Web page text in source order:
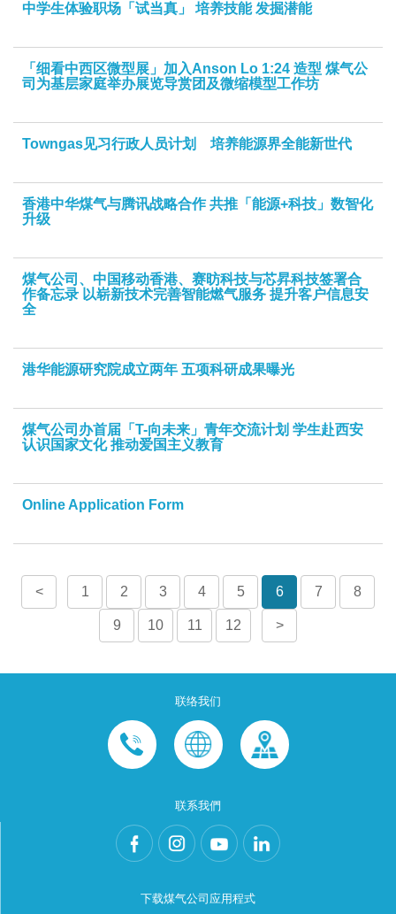
中学生体验职场「试当真」 培养技能 发掘潜能
「细看中西区微型展」加入Anson Lo 1:24 造型 煤气公
司为基层家庭举办展览导赏团及微缩模型工作坊
Towngas见习行政人员计划 培养能源界全能新世代
香港中华煤气与腾讯战略合作 共推「能源+科技」数智化
升级
煤气公司、中国移动香港、赛昉科技与芯昇科技签署合
作备忘录 以崭新技术完善智能燃气服务 提升客户信息安
全
港华能源研究院成立两年 五项科研成果曝光
煤气公司办首届「T-向未来」青年交流计划 学生赴西安
认识国家文化 推动爱国主义教育
Online Application Form
< 1 2 3 4 5 6 7 8
9 10 11 12 >
联络我们
联系我們
下载煤气公司应用程式